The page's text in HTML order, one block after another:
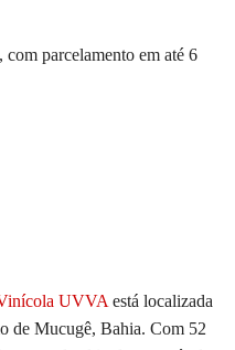
parcelamento em até 6
UVVAestá localizada
de Mucugê, Bahia. Com 52